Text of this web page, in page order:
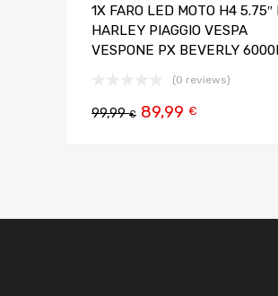
1X FARO LED MOTO H4 5.75″
HARLEY PIAGGIO VESPA
VESPONE PX BEVERLY
(0 reviews)
99,99€ 89,99 €